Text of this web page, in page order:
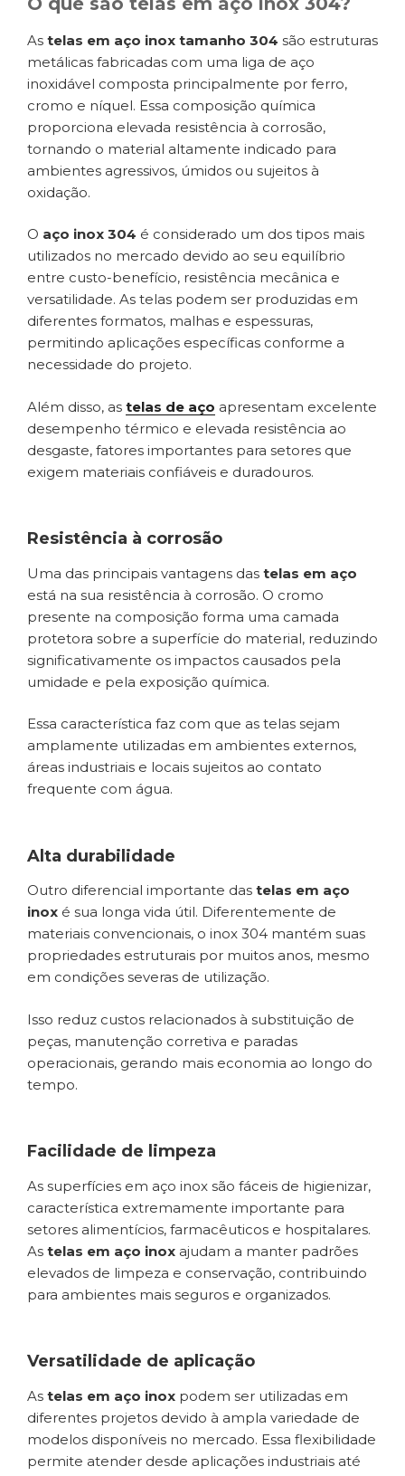
As telas em aço inox tamanho 304 são estruturas
metálicas fabricadas com uma liga de aço
inoxidável composta principalmente por ferro,
cromo e níquel. Essa composição química
proporciona elevada resistência à corrosão,
tornando o material altamente indicado para
ambientes agressivos, úmidos ou sujeitos à
oxidação.
O aço inox 304 é considerado um dos tipos mais
utilizados no mercado devido ao seu equilíbrio
entre custo-benefício, resistência mecânica e
versatilidade. As telas podem ser produzidas em
diferentes formatos, malhas e espessuras,
permitindo aplicações específicas conforme a
necessidade do projeto.
Além disso, as telas de aço apresentam excelente
desempenho térmico e elevada resistência ao
desgaste, fatores importantes para setores que
exigem materiais confiáveis e duradouros.
Resistência à corrosão
Uma das principais vantagens das telas em aço
está na sua resistência à corrosão. O cromo
presente na composição forma uma camada
protetora sobre a superfície do material, reduzindo
significativamente os impactos causados pela
umidade e pela exposição química.
Essa característica faz com que as telas sejam
amplamente utilizadas em ambientes externos,
áreas industriais e locais sujeitos ao contato
frequente com água.
Alta durabilidade
Outro diferencial importante das telas em aço
inox é sua longa vida útil. Diferentemente de
materiais convencionais, o inox 304 mantém suas
propriedades estruturais por muitos anos, mesmo
em condições severas de utilização.
Isso reduz custos relacionados à substituição de
peças, manutenção corretiva e paradas
operacionais, gerando mais economia ao longo do
tempo.
Facilidade de limpeza
As superfícies em aço inox são fáceis de higienizar,
característica extremamente importante para
setores alimentícios, farmacêuticos e hospitalares.
As telas em aço inox ajudam a manter padrões
elevados de limpeza e conservação, contribuindo
para ambientes mais seguros e organizados.
Versatilidade de aplicação
As telas em aço inox podem ser utilizadas em
diferentes projetos devido à ampla variedade de
modelos disponíveis no mercado. Essa flexibilidade
permite atender desde aplicações industriais até